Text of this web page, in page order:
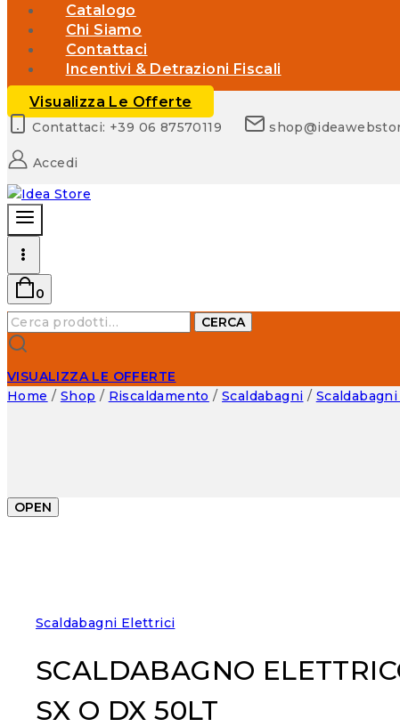
Catalogo
Chi Siamo
Contattaci
Incentivi & Detrazioni Fiscali
Visualizza Le Offerte
Contattaci: +39 06 87570119
Accedi
0
Cerca:
CERCA
VISUALIZZA LE OFFERTE
Home / Shop / Riscaldamento / Scaldabagni /
OPEN
Scaldabagni Elettrici
SCALDABAGNO
SX O DX 50LT